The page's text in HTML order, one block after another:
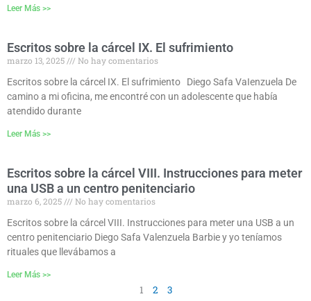
Leer Más >>
Escritos sobre la cárcel IX. El sufrimiento
marzo 13, 2025
No hay comentarios
Escritos sobre la cárcel IX. El sufrimiento Diego Safa VaIenzuela De
camino a mi oficina, me encontré con un adolescente que había
atendido durante
Leer Más >>
Escritos sobre la cárcel VIII. Instrucciones para meter
una USB a un centro penitenciario
marzo 6, 2025
No hay comentarios
Escritos sobre la cárcel VIII. Instrucciones para meter una USB a un
centro penitenciario Diego Safa Valenzuela Barbie y yo teníamos
rituales que llevábamos a
Leer Más >>
1 2 3